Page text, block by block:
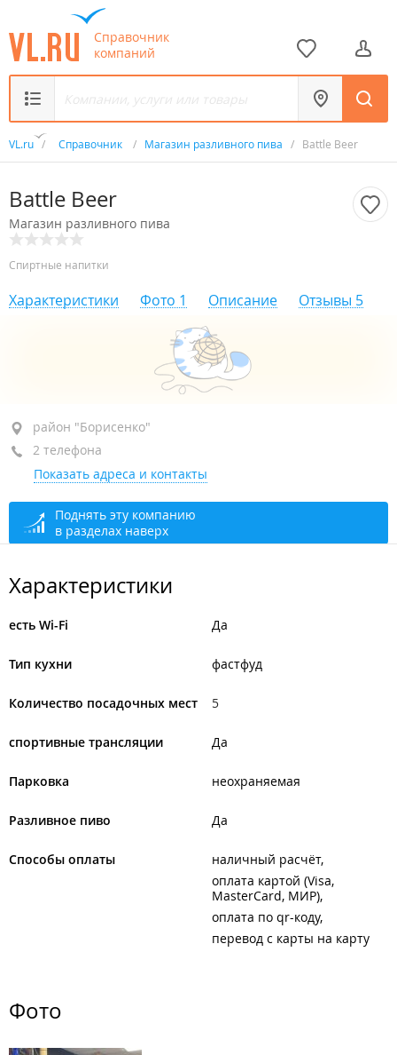
Справочник
компаний
VL.ru / Справочник / Магазин разливного пива / Battle Beer
Battle Beer
Магазин разливного пива
Спиртные напитки
Характеристики Фото 1 Описание Отзывы 5
район "Борисенко", ул. Борисенко, 34
вход возле дороги, 1-й этаж
+7 (423) 273-33-22
+7 914 703-33-22
закрыто, откроется в 12:00
район "Борисенко"
2 телефона
Показать адреса и контакты
Поднять эту компанию
в разделах наверх
Характеристики
есть Wi-Fi Да
Тип кухни фастфуд
Количество посадочных мест 5
спортивные трансляции Да
Парковка неохраняемая
Разливное пиво Да
Способы оплаты
наличный расчёт
оплата картой (Visa,
MasterCard, МИР)
оплата по qr-коду
перевод с карты на карту
Фото